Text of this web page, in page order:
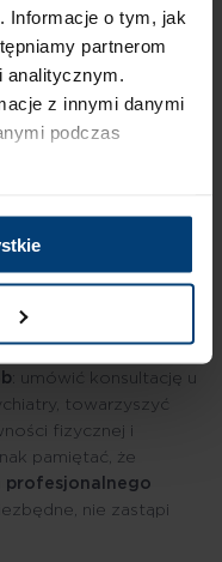
Informacje o tym, jak
partnerom
analitycznym.
z innymi danymi
podczas
z
sugerować, że
do wizyty u lekarza.
starszej z
: umówić konsultację u
towarzyszyć
fizycznej i
pamiętać, że
profesjonalnego
nie zastąpi